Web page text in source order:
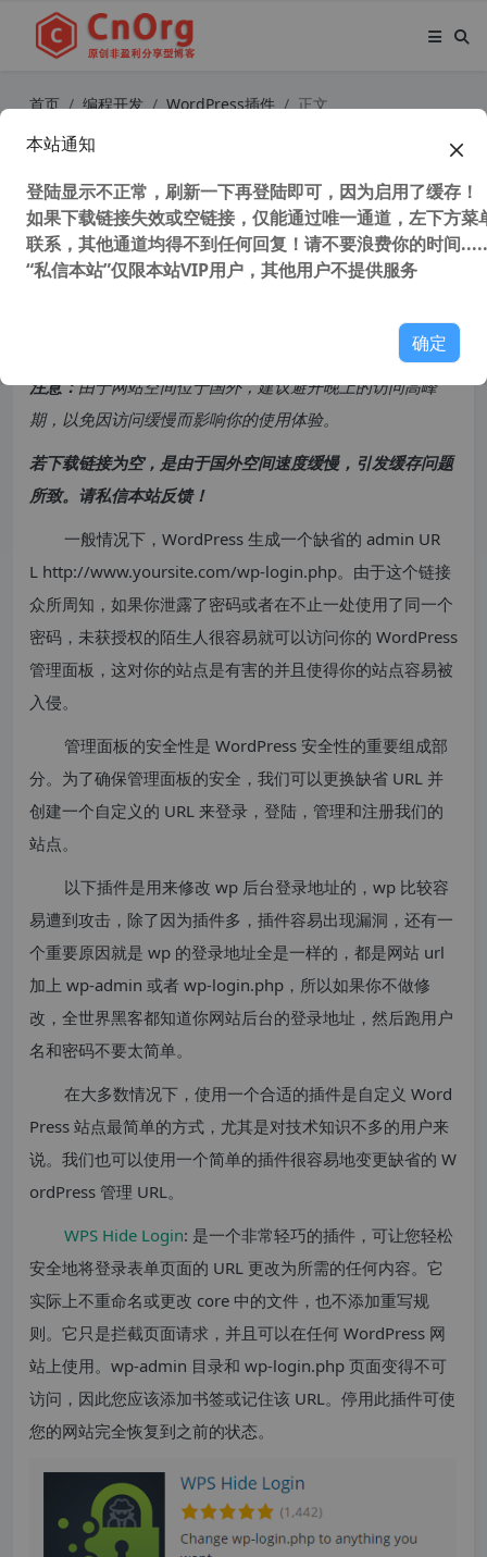
首页 编程开发 WordPress插件 正文
9款WordPress后台管理网址隐藏插
件防黑客安全插件
29,678 次浏览次阅读
注意：由于网站空间位于国外，建议避开晚上的访问高峰
期，以免因访问缓慢而影响你的使用体验。
若下载链接为空，是由于国外空间速度缓慢，引发缓存问题
所致。请私信本站反馈！
一般情况下，WordPress 生成一个缺省的 admin UR
L http://www.yoursite.com/wp-login.php。由于这个链接
众所周知，如果你泄露了密码或者在不止一处使用了同一个
密码，未获授权的陌生人很容易就可以访问你的 WordPress
管理面板，这对你的站点是有害的并且使得你的站点容易被
入侵。
管理面板的安全性是 WordPress 安全性的重要组成部
分。为了确保管理面板的安全，我们可以更换缺省 URL 并
创建一个自定义的 URL 来登录，登陆，管理和注册我们的
站点。
以下插件是用来修改 wp 后台登录地址的，wp 比较容
易遭到攻击，除了因为插件多，插件容易出现漏洞，还有一
个重要原因就是 wp 的登录地址全是一样的，都是网站 url
加上 wp-admin 或者 wp-login.php，所以如果你不做修
改，全世界黑客都知道你网站后台的登录地址，然后跑用户
名和密码不要太简单。
在大多数情况下，使用一个合适的插件是自定义 Word
Press 站点最简单的方式，尤其是对技术知识不多的用户来
说。我们也可以使用一个简单的插件很容易地变更缺省的 W
ordPress 管理 URL。
WPS Hide Login: 是一个非常轻巧的插件，可让您轻松
安全地将登录表单页面的 URL 更改为所需的任何内容。它
实际上不重命名或更改 core 中的文件，也不添加重写规
则。它只是拦截页面请求，并且可以在任何 WordPress 网
站上使用。wp-admin 目录和 wp-login.php 页面变得不可
访问，因此您应该添加书签或记住该 URL。停用此插件可使
您的网站完全恢复到之前的状态。
本站通知
登陆显示不正常，刷新一下再登陆即可，因为启用了缓存！
如果下载链接失效或空链接，仅能通过唯一通道，左下方菜
联系，其他通道均得不到任何回复！请不要浪费你的时间
“私信本站”仅限本站VIP用户，其他用户不提供服务
确定